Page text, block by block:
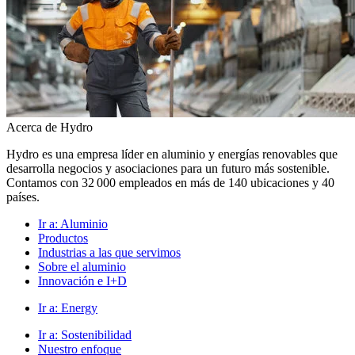
Acerca de Hydro
Hydro es una empresa líder en aluminio y energías renovables que
desarrolla negocios y asociaciones para un futuro más sostenible.
Contamos con 32 000 empleados en más de 140 ubicaciones y 40
países.
Ir a: Aluminio
Productos
Industrias a las que servimos
Sobre el aluminio
Innovación e I+D
Ir a: Energy
Ir a: Sostenibilidad
Nuestro enfoque